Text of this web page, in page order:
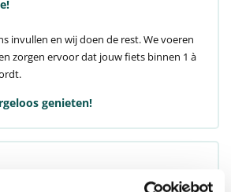
invullen en wij doen de rest. We voeren
zorgen ervoor dat jouw fiets binnen 1 à
genieten!